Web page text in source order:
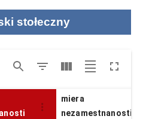
stołeczny
miera
nezamestnanosti